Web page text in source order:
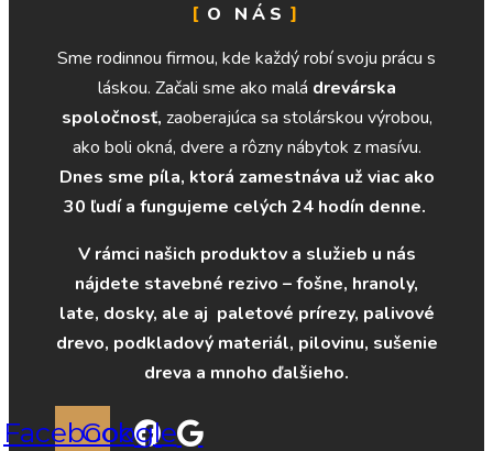
O NÁS
Sme rodinnou firmou, kde každý robí svoju prácu s
láskou. Začali sme ako malá drevárska
spoločnosť, zaoberajúca sa stolárskou výrobou,
ako boli okná, dvere a rôzny nábytok z masívu.
Dnes sme píla, ktorá zamestnáva už viac ako
30 ľudí a fungujeme celých 24 hodín denne.
V rámci našich produktov a služieb u nás
nájdete stavebné rezivo – fošne, hranoly,
late, dosky, ale aj paletové prírezy, palivové
drevo, podkladový materiál, pilovinu, sušenie
dreva a mnoho ďalšieho.
Facebook
Google